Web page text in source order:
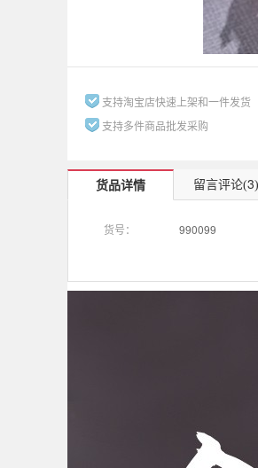
支持淘宝店快速上架和一件发货
支持多件商品批发采购
货品详情 留言评论(3)
货号： 990099